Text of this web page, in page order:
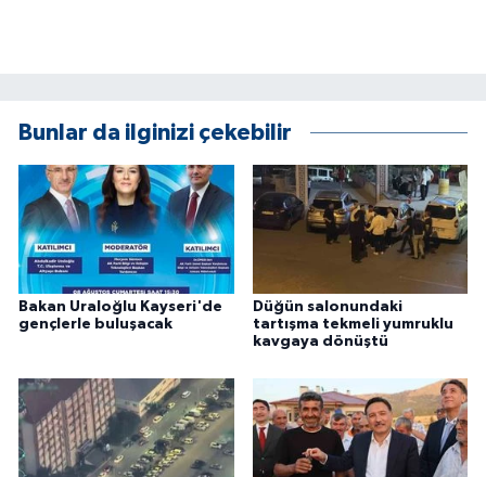
Bunlar da ilginizi çekebilir
Bakan Uraloğlu Kayseri'de
gençlerle buluşacak
Düğün salonundaki
tartışma tekmeli yumruklu
kavgaya dönüştü